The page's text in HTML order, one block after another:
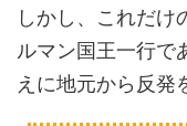
しかし、これだけ
ルマン国王一行で
えに地元から反発